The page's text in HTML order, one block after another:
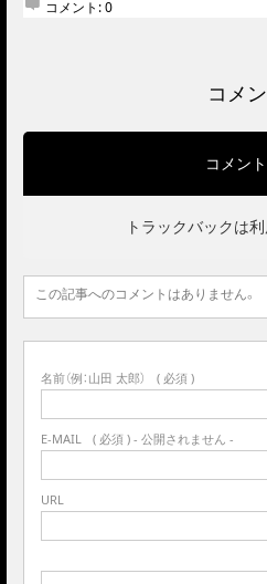
コメント:0
コメ
コメン
トラックバックは
この記事へのコメントはありません。
名前（例：山田 太郎） ( 必須 )
E-MAIL ( 必須 ) - 公開されません -
URL